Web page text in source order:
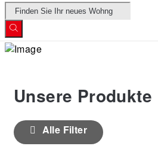
Products
search
Unsere Produkte
Alle Filter